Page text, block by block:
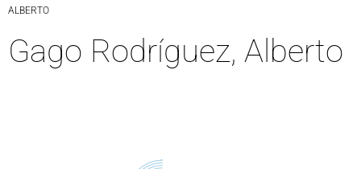
ALBERTO
Gago Rodríguez, Alberto